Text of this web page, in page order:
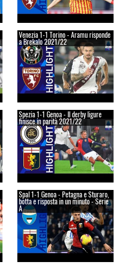
Venezia 1-1 Torino - Aramu risponde
a Brekalo 2021/22
Spezia 1-1 Genoa - Il derby ligure
finisce in parità 2021/22
Spal 1-1 Genoa - Petagna e Sturaro,
botta e risposta in un minuto - Serie
A